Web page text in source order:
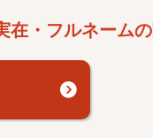
在・フルネーム